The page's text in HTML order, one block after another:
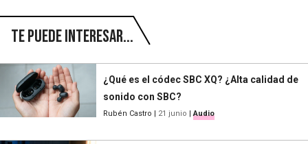
Te puede interesar...
¿Qué es el códec SBC XQ? ¿Alta calidad de
sonido con SBC?
Rubén Castro | 21 junio | Audio